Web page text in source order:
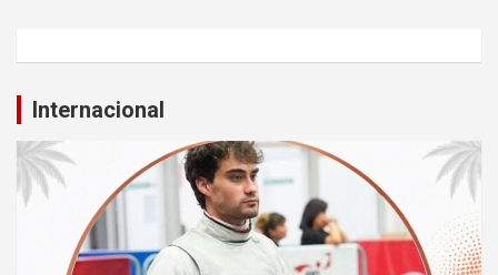
Internacional